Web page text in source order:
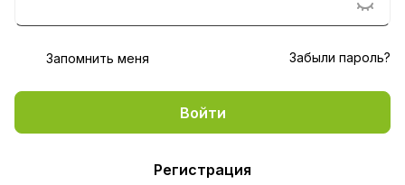
Запомнить меня Забыли пароль?
Войти
Регистрация